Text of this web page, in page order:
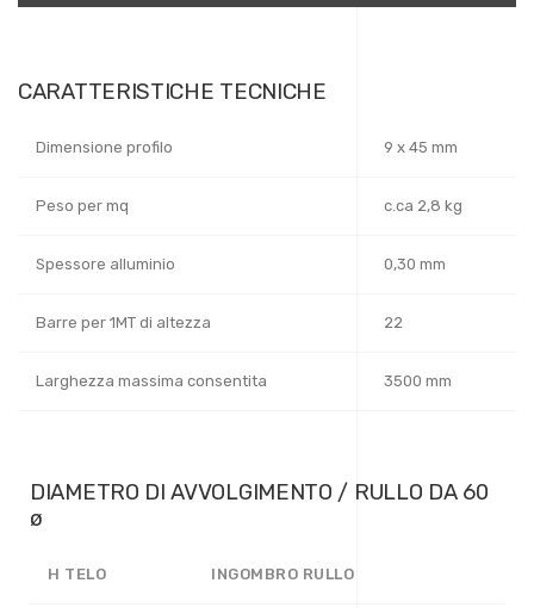
CARATTERISTICHE TECNICHE
Dimensione profilo 9 x 45 mm
Peso per mq c.ca 2,8 kg
Spessore alluminio 0,30 mm
Barre per 1MT di altezza 22
Larghezza massima consentita 3500 mm
DIAMETRO DI AVVOLGIMENTO / RULLO DA 60
ø
H TELO INGOMBRO RULLO